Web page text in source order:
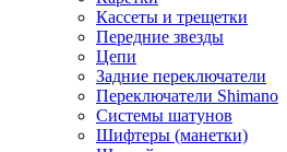
Кассеты и трещетки
Передние звезды
Цепи
Задние переключатели
Переключатели Shimano
Системы шатунов
Шифтеры (манетки)